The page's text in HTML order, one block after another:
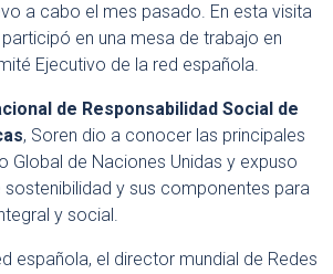
a cabo el mes pasado. En esta visita
en una mesa de trabajo en
Ejecutivo de la red española.
de Responsabilidad Social de
, Soren dio a conocer las principales
Global de Naciones Unidas y expuso
y sus componentes para
y social.
española, el director mundial de Redes